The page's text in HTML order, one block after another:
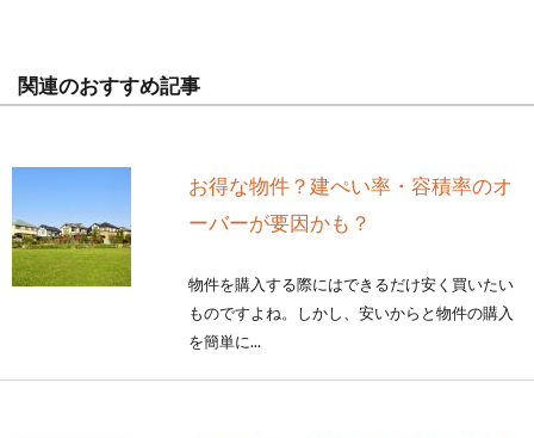
関連のおすすめ記事
お得な物件？建ぺい率・容積率のオ
ーバーが要因かも？
物件を購入する際にはできるだけ安く買いたい
ものですよね。しかし、安いからと物件の購入
を簡単に...